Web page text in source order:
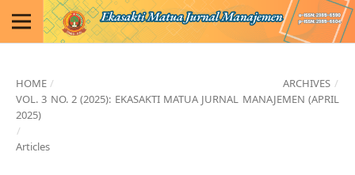
HOME / ARCHIVES /
VOL. 3 NO. 2 (2025): EKASAKTI MATUA JURNAL MANAJEMEN (APRIL
2025)
/
Articles